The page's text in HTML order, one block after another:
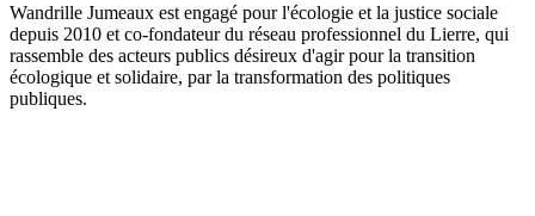
Wandrille Jumeaux est engagé pour l'écologie et la justice sociale
depuis 2010 et co-fondateur du réseau professionnel du Lierre, qui
rassemble des acteurs publics désireux d'agir pour la transition
écologique et solidaire, par la transformation des politiques
publiques.